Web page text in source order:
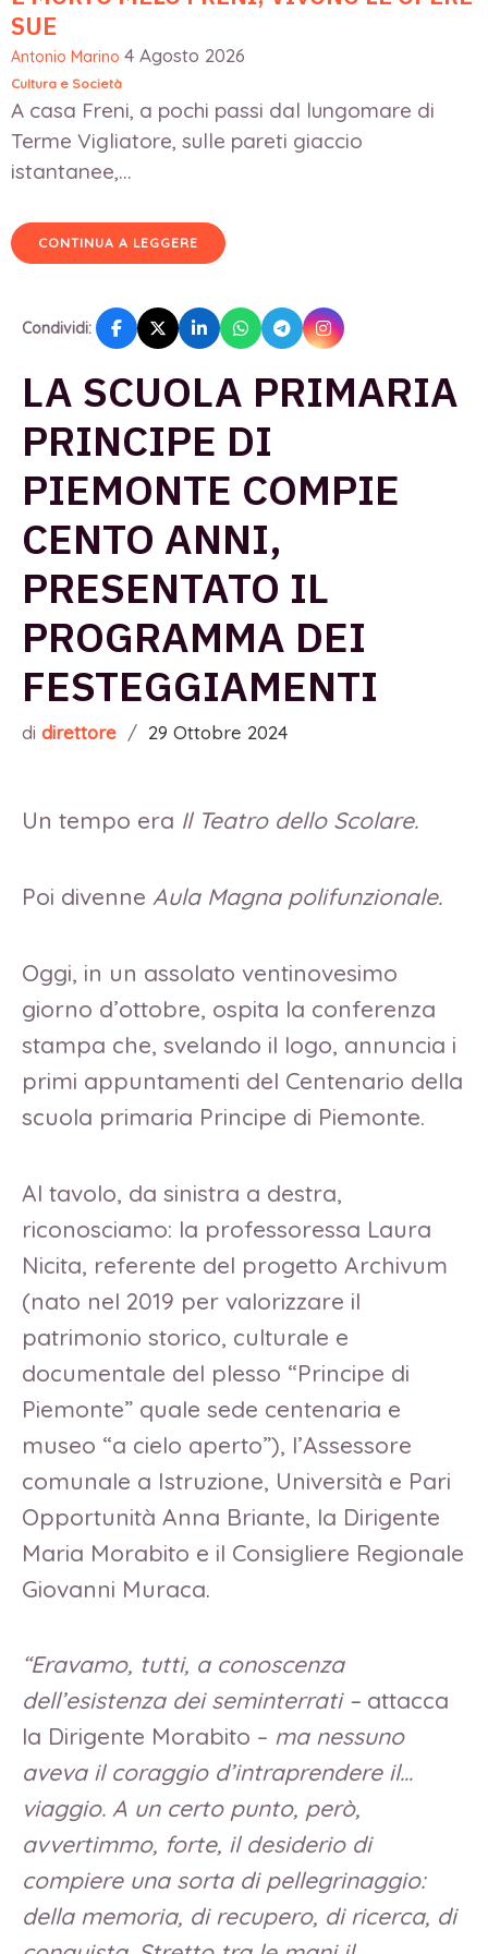
SUE
Antonio Marino 4 Agosto 2026
Cultura e Società
A casa Freni, a pochi passi dal lungomare di
Terme Vigliatore, sulle pareti giaccio
istantanee,...
CONTINUA A LEGGERE
Condividi:
LA SCUOLA PRIMARIA
PRINCIPE DI
PIEMONTE COMPIE
CENTO ANNI,
PRESENTATO IL
PROGRAMMA DEI
FESTEGGIAMENTI
di direttore / 29 Ottobre 2024
Un tempo era Il Teatro dello Scolare.
Poi divenne Aula Magna polifunzionale.
Oggi, in un assolato ventinovesimo
giorno d’ottobre, ospita la conferenza
stampa che, svelando il logo, annuncia i
primi appuntamenti del Centenario della
scuola primaria Principe di Piemonte.
Al tavolo, da sinistra a destra,
riconosciamo: la professoressa Laura
Nicita, referente del progetto Archivum
(nato nel 2019 per valorizzare il
patrimonio storico, culturale e
documentale del plesso “Principe di
Piemonte” quale sede centenaria e
museo “a cielo aperto”), l’Assessore
comunale a Istruzione, Università e Pari
Opportunità Anna Briante, la Dirigente
Maria Morabito e il Consigliere Regionale
Giovanni Muraca.
“Eravamo, tutti, a conoscenza
dell’esistenza dei seminterrati – attacca
la Dirigente Morabito – ma nessuno
aveva il coraggio d’intraprendere il…
viaggio. A un certo punto, però,
avvertimmo, forte, il desiderio di
compiere una sorta di pellegrinaggio:
della memoria, di recupero, di ricerca, di